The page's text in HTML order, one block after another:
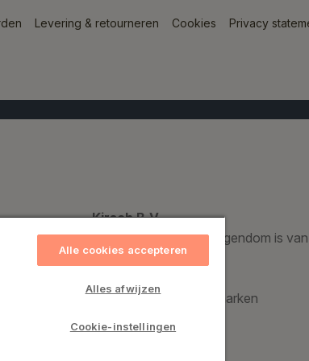
Levering & retourneren Cookies Privacy
Kirsch B.V.
handelsmerk dat voor 100% eigendom is
Bronzevej 8, 8940 Randers SV, Denemarken
Alle cookies accepteren
Alles afwijzen
Cookie-instellingen